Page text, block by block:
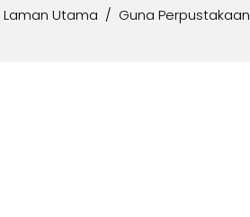
Laman Utama Guna Perpustakaan